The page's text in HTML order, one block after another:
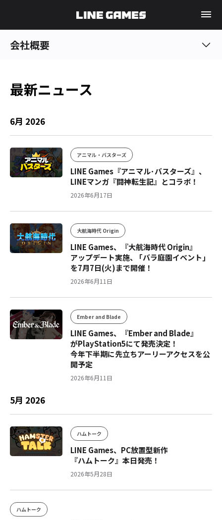
会社概要
最新ニュース
6月 2026
アニマル・バスターズ
LINE Games『アニマル･バスターズ』、
LINEマンガ『闘神転生記』とコラボ！
2026年6月17日
大航海時代 Origin
LINE Games、『大航海時代 Origin』
アップデート実施、 ｢バラ庭園イベント｣
を7月7日(火)まで開催！
2026年6月11日
Ember and Blade
LINE Games、『Ember and Blade』
がPlayStation5にて発売決定！
今年下半期に先立ちアーリーアクセスを公
開予定
2026年6月11日
5月 2026
ハムトーク
LINE Games、PC放置型新作
『ハムトーク』本日発売！
2026年5月28日
ハムトーク